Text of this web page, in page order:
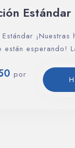
Estándar
¡Nuestras
están esperando!
por